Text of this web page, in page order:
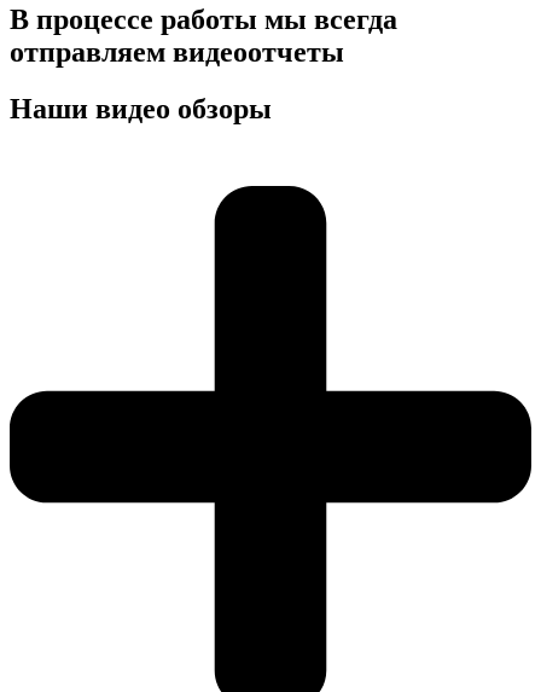
В процессе работы мы всегда
отправляем видеоотчеты
Наши видео обзоры